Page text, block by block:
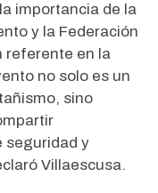
importancia de la
y la Federación
referente en la
no solo es un
sino
seguridad y
Villaescusa.